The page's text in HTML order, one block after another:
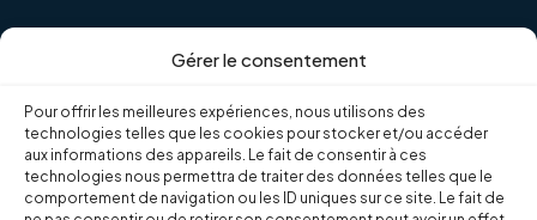
Gérer le consentement
Pour offrir les meilleures expériences, nous utilisons des
technologies telles que les cookies pour stocker et/ou accéder
aux informations des appareils. Le fait de consentir à ces
technologies nous permettra de traiter des données telles que le
comportement de navigation ou les ID uniques sur ce site. Le fait de
NOUS JOINDRE
92, montée Calixa-Lavallée Verchères (Québec) J0L 2R0